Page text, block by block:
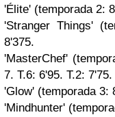
'Élite' (temporada 2:
'Stranger Things'
8'375.
'MasterChef'
7. T.6: 6'95. T.2: 7'75.
'Glow' (temporada 3:
'Mindhunter'